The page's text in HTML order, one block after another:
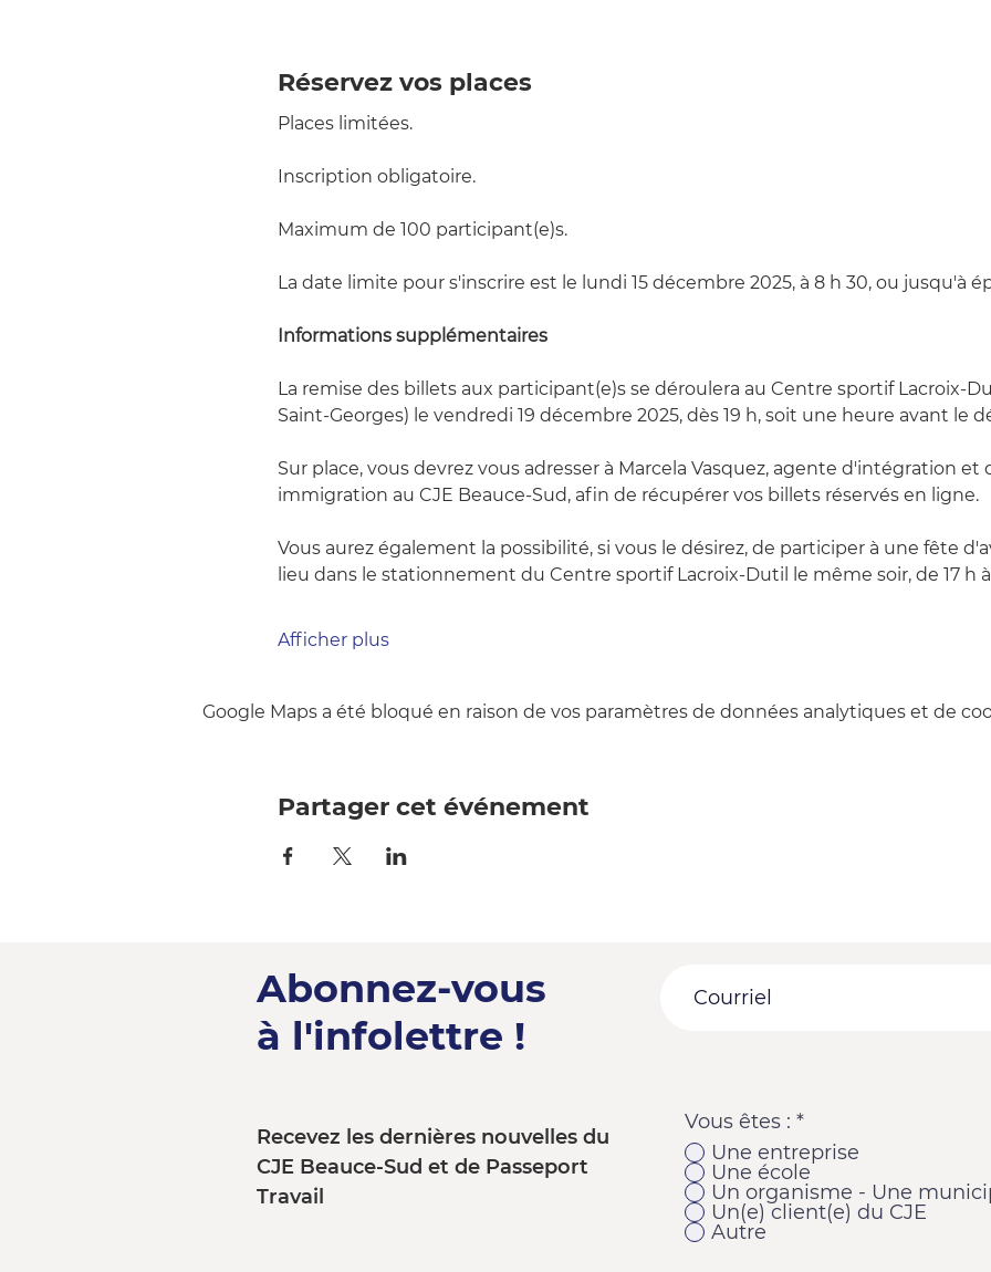
Réservez vos places
Places limitées.
Inscription obligatoire.
Maximum de 100 participant(e)s.
La date limite pour s'inscrire est le lundi 15 décembre 2025, à 8 h 30, ou jusqu'à
Informations supplémentaires
La remise des billets aux participant(e)s se déroulera au Centre sportif Lacroix-
Saint-Georges) le vendredi 19 décembre 2025, dès 19 h, soit une heure avant le
Sur place, vous devrez vous adresser à Marcela Vasquez, agente d'intégration
immigration au CJE Beauce-Sud, afin de récupérer vos billets réservés en ligne.
Vous aurez également la possibilité, si vous le désirez, de participer à une fête
lieu dans le stationnement du Centre sportif Lacroix-Dutil le même soir, de 17 h à
Afficher plus
Google Maps a été bloqué en raison de vos paramètres de données analytiques et de
Partager cet événement
Abonnez-vous
à l'infolettre !
Recevez les dernières nouvelles du
CJE Beauce-Sud et de Passeport
Travail
Vous êtes : *
Une entreprise
Une école
Un organisme - Une
Un(e) client(e) du CJE
Autre